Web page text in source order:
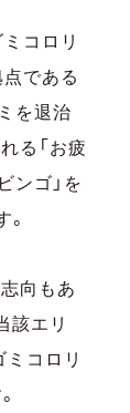
コロリ
である
を退治
る「お疲
ンゴ」を
向もあ
該エリ
ミコロリ